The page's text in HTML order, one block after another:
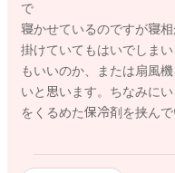
で
寝かせているのですが寝
掛けていてもはいでしま
もいいのか、または扇風
いと思います。ちなみに
をくるめた保冷剤を挟ん